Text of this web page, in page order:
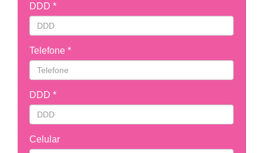
DDD *
Telefone *
DDD *
Celular